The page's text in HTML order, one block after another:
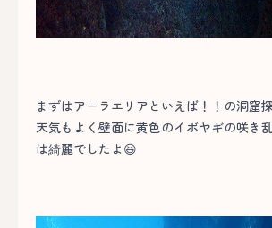
まずはアーラエリアといえば！！の洞窟
天気もよく壁面に黄色のイボヤギの咲き
は綺麗でしたよ😆